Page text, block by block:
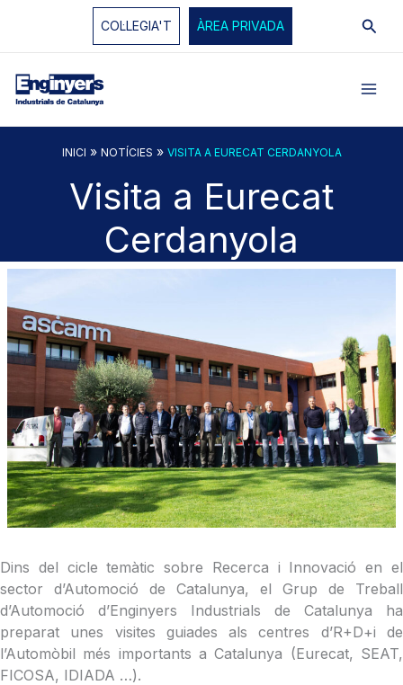
COL·LEGIA'T ÀREA PRIVADA
INICI » NOTÍCIES » VISITA A EURECAT CERDANYOLA
Visita a Eurecat
Cerdanyola
Dins del cicle temàtic sobre Recerca i Innovació en el
sector d’Automoció de Catalunya, el Grup de Treball
d’Automoció d’Enginyers Industrials de Catalunya ha
preparat unes visites guiades als centres d’R+D+i de
l’Automòbil més importants a Catalunya (Eurecat, SEAT,
FICOSA, IDIADA …).